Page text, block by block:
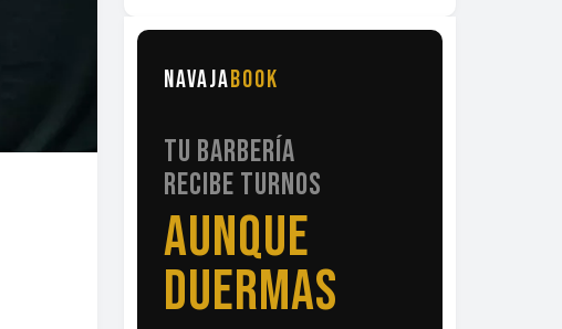
NAVAJABOOK
TU BARBERÍA
RECIBE TURNOS
SIN
LLAMADAS